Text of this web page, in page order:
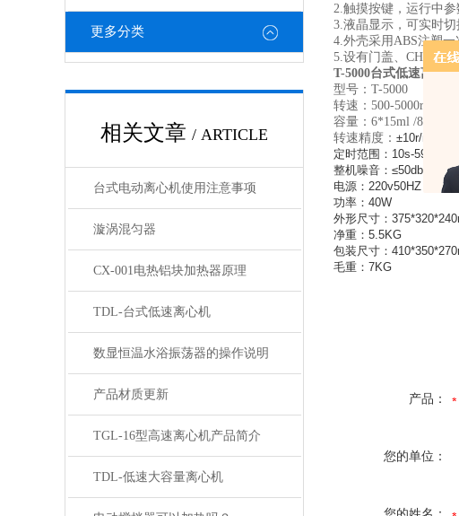
更多分类
相关文章 / ARTICLE
台式电动离心机使用注意事项
漩涡混匀器
CX-001电热铝块加热器原理
TDL-台式低速离心机
数显恒温水浴振荡器的操作说明
产品材质更新
TGL-16型高速离心机产品简介
TDL-低速大容量离心机
2.触摸按键，运行中
3.液晶显示，可实时
4.外壳采用ABS注塑
5.设有门盖、CHAO速
T-5000台式低速离心机
型号：T-5000
转速：500-5000r/min
容量：6*15ml /
转速精度： ±10r/min
定时范围：10s-59min/
整机噪音：≤50db
电源：220v50HZ
功率：40W
外形尺寸：
净重：5.5KG
包装尺寸：
毛重：7KG
产品：
您的单位：